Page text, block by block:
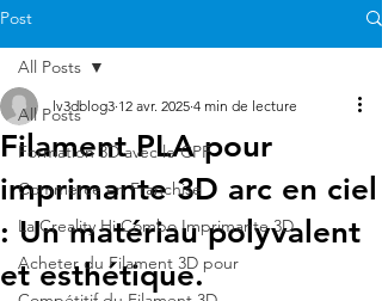
Post
All Posts
Formation 3D avec le CPF
Commerce en Franchise
La Creality Hi Combo Imprimante 3D
Acheter du Filament 3D pour
All Posts
Filament PLA pour
imprimante 3D arc en ciel
: Un matériau polyvalent
et esthétique.
lv3dblog3 12 avr. 2025 4 min de lecture